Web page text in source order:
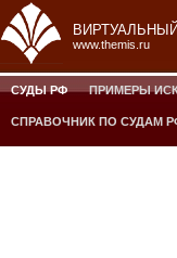
www.themis.ru
СУДЫ РФ ПРИМЕРЫ
СПРАВОЧНИК ПО СУДАМ